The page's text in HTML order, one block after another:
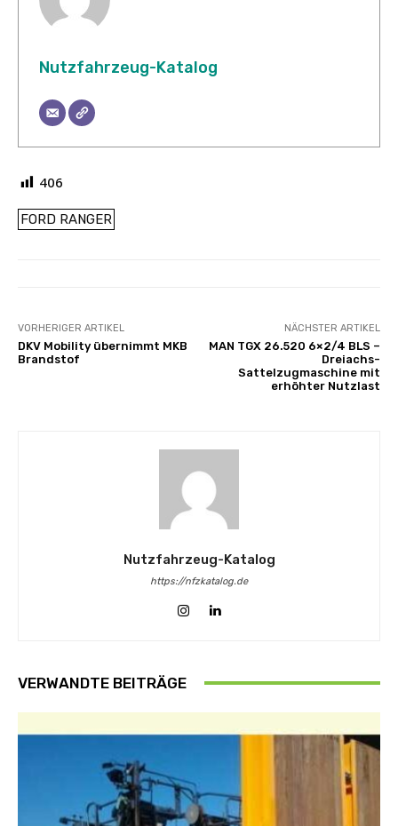
Nutzfahrzeug-Katalog
406
FORD RANGER
VORHERIGER ARTIKEL
DKV Mobility übernimmt MKB
Brandstof
NÄCHSTER ARTIKEL
MAN TGX 26.520 6×2/4 BLS –
Dreiachs-
Sattelzugmaschine mit
erhöhter Nutzlast
Nutzfahrzeug-Katalog
https://nfzkatalog.de
VERWANDTE BEITRÄGE